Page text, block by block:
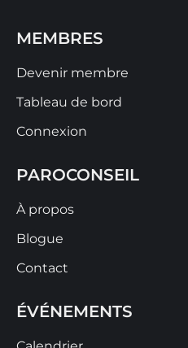
MEMBRES
Devenir membre
Tableau de bord
Connexion
PAROCONSEIL
À propos
Blogue
Contact
ÉVÉNEMENTS